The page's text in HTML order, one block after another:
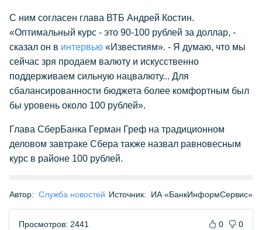
С ним согласен глава ВТБ Андрей Костин.
«Оптимальный курс - это 90-100 рублей за доллар, -
сказал он в интервью «Известиям». - Я думаю, что мы
сейчас зря продаем валюту и искусственно
поддерживаем сильную нацвалюту... Для
сбалансированности бюджета более комфортным был
бы уровень около 100 рублей».
Глава СберБанка Герман Греф на традиционном
деловом завтраке Сбера также назвал равновесным
курс в районе 100 рублей.
Автор: Служба новостей Источник: ИА «БанкИнформСервис»
Просмотров: 2441 0 0